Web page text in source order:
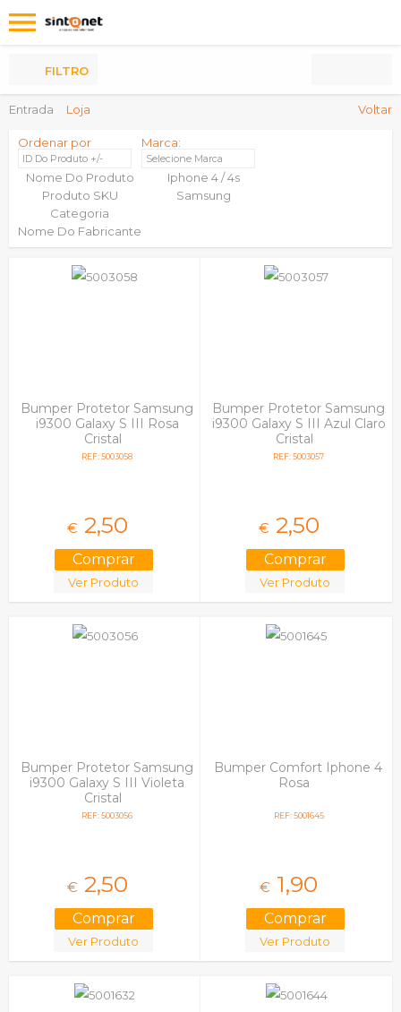
Entrada Loja Voltar
FILTRO
Ordenar por
ID Do Produto +/-
Nome Do Produto
Produto SKU
Categoria
Nome Do Fabricante
Marca:
Selecione Marca
Iphone 4 / 4s
Samsung
Bumper Protetor Samsung
i9300 Galaxy S III Rosa
Cristal
REF: 5003058
€ 2,50
Ver Produto
Bumper Protetor Samsung
i9300 Galaxy S III Azul Claro
Cristal
REF: 5003057
€ 2,50
Ver Produto
Bumper Protetor Samsung
i9300 Galaxy S III Violeta
Cristal
REF: 5003056
€ 2,50
Ver Produto
Bumper Comfort Iphone 4
Rosa
REF: 5001645
€ 1,90
Ver Produto